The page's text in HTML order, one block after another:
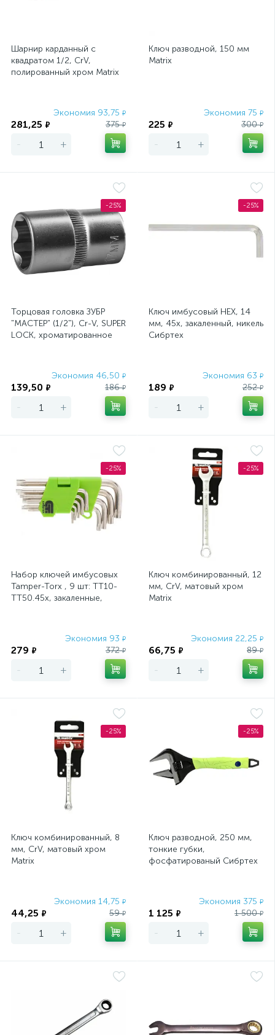
Шарнир карданный с
квадратом 1/2, CrV,
полированный хром Matrix
Экономия 93,75 ₽
281,25 ₽ 375₽
- +
Ключ разводной, 150 мм
Matrix
Экономия 75 ₽
225 ₽ 300₽
- +
-25%
Торцовая головка ЗУБР
"МАСТЕР" (1/2"), Cr-V, SUPER
LOCK, хроматированное
Экономия 46,50 ₽
139,50 ₽ 186₽
- +
-25%
Ключ имбусовый HEX, 14
мм, 45x, закаленный, никель
Сибртех
Экономия 63 ₽
189 ₽ 252₽
- +
-25%
Набор ключей имбусовых
Tamper-Torx , 9 шт: ТT10-
ТT50.45x, закаленные,
Экономия 93 ₽
279 ₽ 372₽
- +
-25%
Ключ комбинированный, 12
мм, CrV, матовый хром
Matrix
Экономия 22,25 ₽
66,75 ₽ 89₽
- +
-25%
Ключ комбинированный, 8
мм, CrV, матовый хром
Matrix
Экономия 14,75 ₽
44,25 ₽ 59₽
- +
-25%
Ключ разводной, 250 мм,
тонкие губки,
фосфатированый Сибртех
Экономия 375 ₽
1 125 ₽ 1 500₽
- +